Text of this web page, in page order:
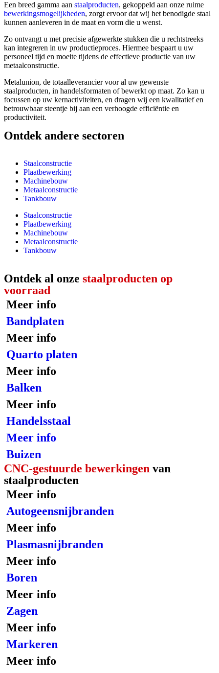
Een breed gamma aan staalproducten, gekoppeld aan onze ruime
bewerkingsmogelijkheden, zorgt ervoor dat wij het benodigde staal
kunnen aanleveren in de maat en vorm die u wenst.
Zo ontvangt u met precisie afgewerkte stukken die u rechtstreeks
kan integreren in uw productieproces. Hiermee bespaart u uw
personeel tijd en moeite tijdens de effectieve productie van uw
metaalconstructie.
Metalunion, de totaalleverancier voor al uw gewenste
staalproducten, in handelsformaten of bewerkt op maat. Zo kan u
focussen op uw kernactiviteiten, en dragen wij een kwalitatief en
betrouwbaar steentje bij aan een verhoogde efficiëntie en
productiviteit.
Ontdek andere sectoren
Staalconstructie
Plaatbewerking
Machinebouw
Metaalconstructie
Tankbouw
Staalconstructie
Plaatbewerking
Machinebouw
Metaalconstructie
Tankbouw
Ontdek al onze staalproducten op
voorraad
Meer info
Bandplaten
Meer info
Quarto platen
Meer info
Balken
Meer info
Handelsstaal
Meer info
Buizen
CNC-gestuurde bewerkingen van
staalproducten
Meer info
Autogeensnijbranden
Meer info
Plasmasnijbranden
Meer info
Boren
Meer info
Zagen
Meer info
Markeren
Meer info